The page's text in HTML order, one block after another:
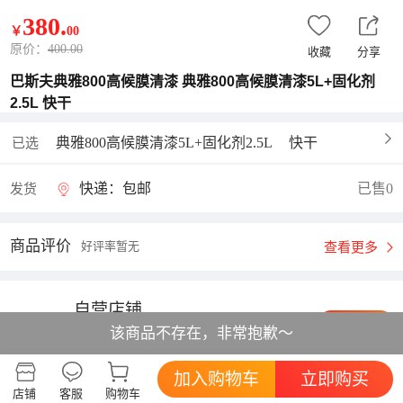
￥ 380.00
原价： 400.00 收藏 分享
巴斯夫典雅800高候膜清漆 典雅800高候膜清漆5L+固化剂
2.5L 快干
已选 典雅800高候膜清漆5L+固化剂2.5L 快干
发货 快递：包邮 已售0
商品评价 好评率暂无 查看更多
自营店铺
综合体验:
描述相符 5分 服务态度 5分 发货速度 5分
该商品不存在，非常抱歉～
店铺 客服 购物车
加入购物车 立即购买